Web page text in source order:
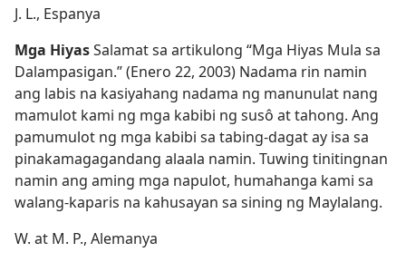
J. L., Espanya
Mga HiyasSalamat sa artikulong “Mga Hiyas Mula sa
Dalampasigan.” (Enero 22, 2003) Nadama rin namin
ang labis na kasiyahang nadama ng manunulat nang
mamulot kami ng mga kabibi ng susô at tahong. Ang
pamumulot ng mga kabibi sa tabing-dagat ay isa sa
pinakamagagandang alaala namin. Tuwing tinitingnan
namin ang aming mga napulot, humahanga kami sa
walang-kaparis na kahusayan sa sining ng Maylalang.
W. at M. P., Alemanya